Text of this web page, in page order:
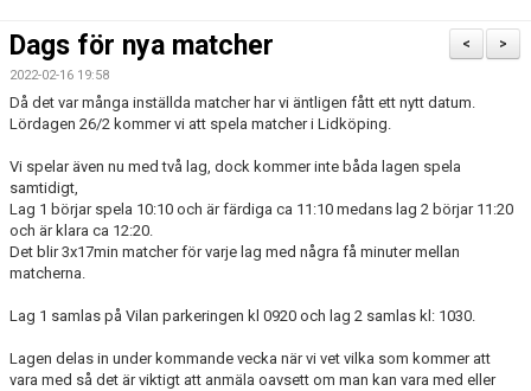
TRUPPEN
BILDGALLERI
DOKUMENT
BÖRJA SPELA
>
<
Dags för nya matcher
2022-02-16 19:58
Då det var många inställda matcher har vi äntligen fått ett nytt datum.
Lördagen 26/2 kommer vi att spela matcher i Lidköping.
Vi spelar även nu med två lag, dock kommer inte båda lagen spela
samtidigt,
Lag 1 börjar spela 10:10 och är färdiga ca 11:10 medans lag 2 börjar 11:20
och är klara ca 12:20.
Det blir 3x17min matcher för varje lag med några få minuter mellan
matcherna.
Lag 1 samlas på Vilan parkeringen kl 0920 och lag 2 samlas kl: 1030.
Lagen delas in under kommande vecka när vi vet vilka som kommer att
vara med så det är viktigt att anmäla oavsett om man kan vara med eller